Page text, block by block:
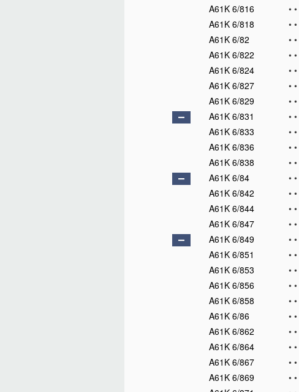
A61K 6/816
• •
A61K 6/818
• •
A61K 6/82
• •
A61K 6/822
• •
A61K 6/824
• •
A61K 6/827
• •
A61K 6/829
• •
A61K 6/831
• •
A61K 6/833
• •
A61K 6/836
• •
A61K 6/838
• •
A61K 6/84
• •
A61K 6/842
• •
A61K 6/844
• •
A61K 6/847
• •
A61K 6/849
• •
A61K 6/851
• •
A61K 6/853
• •
A61K 6/856
• •
A61K 6/858
• •
A61K 6/86
• •
A61K 6/862
• •
A61K 6/864
• •
A61K 6/867
• •
A61K 6/869
• •